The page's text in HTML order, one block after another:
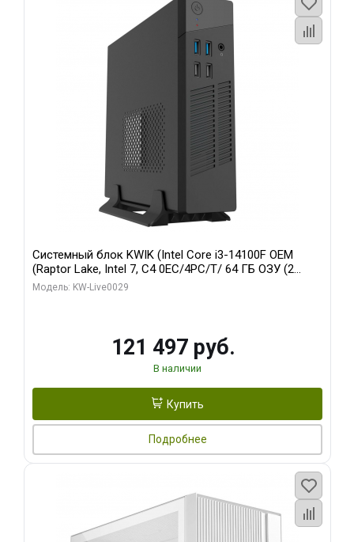
Системный блок KWIK (Intel Core i3-14100F OEM
(Raptor Lake, Intel 7, C4 0EC/4PC/T/ 64 ГБ ОЗУ (2
модуля)/ MSI RTX5060Ti SHADOW 2X OC PLUS 8GB
Модель: KW-Live0029
121 497 руб.
В наличии
Купить
Подробнее